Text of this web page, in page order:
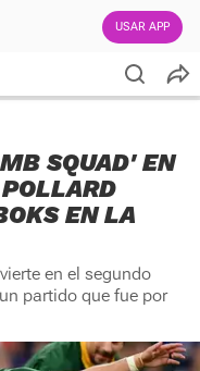
USAR APP
SQUAD' EN
EN LA
en el segundo
partido que fue por